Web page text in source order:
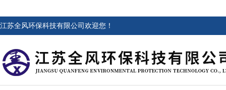
江苏全风环保科技有限公司欢迎您！